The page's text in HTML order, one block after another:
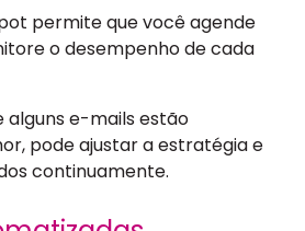
permite que você agende
o desempenho de cada
alguns e-mails estão
pode ajustar a estratégia e
continuamente.